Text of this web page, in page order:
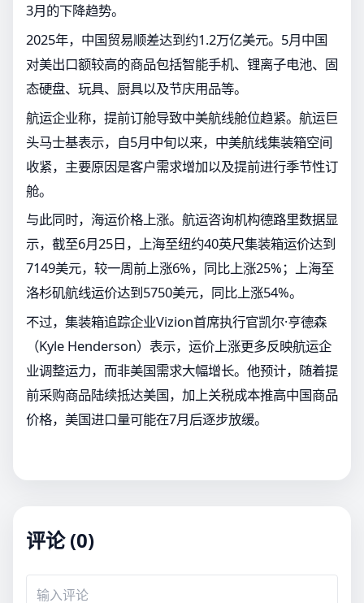
3月的下降趋势。
2025年，中国贸易顺差达到约1.2万亿美元。5月中国
对美出口额较高的商品包括智能手机、锂离子电池、固
态硬盘、玩具、厨具以及节庆用品等。
航运企业称，提前订舱导致中美航线舱位趋紧。航运巨
头马士基表示，自5月中旬以来，中美航线集装箱空间
收紧，主要原因是客户需求增加以及提前进行季节性订
舱。
与此同时，海运价格上涨。航运咨询机构德路里数据显
示，截至6月25日，上海至纽约40英尺集装箱运价达到
7149美元，较一周前上涨6%，同比上涨25%；上海至
洛杉矶航线运价达到5750美元，同比上涨54%。
不过，集装箱追踪企业Vizion首席执行官凯尔·亨德森
（Kyle Henderson）表示，运价上涨更多反映航运企
业调整运力，而非美国需求大幅增长。他预计，随着提
前采购商品陆续抵达美国，加上关税成本推高中国商品
价格，美国进口量可能在7月后逐步放缓。
评论 (0)